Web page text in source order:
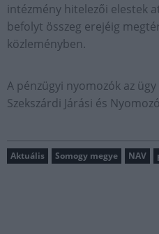
intézmény hitelezői elestek
befolyt összeg erejéig
közleményben.
A pénzügyi nyomozók az
Szekszárdi Járási és
Aktuális Somogy megye NAV